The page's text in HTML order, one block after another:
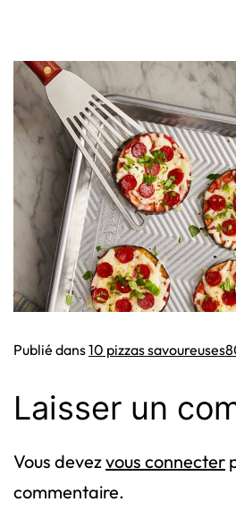
Publié dans10 pizzas savoureuses
Laisser un
Vous devezvous connecter
commentaire.